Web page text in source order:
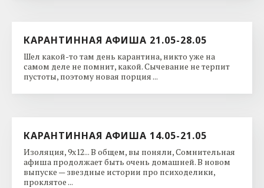
КАРАНТИННАЯ АФИША 21.05-28.05
Шел какой-то там день карантина, никто уже на
самом деле не помнит, какой. Сычевание не терпит
пустоты, поэтому новая порция ...
КАРАНТИННАЯ АФИША 14.05-21.05
Изоляция, 9x12... В общем, вы поняли, Сомнительная
афиша продолжает быть очень домашней. В новом
выпуске — звездные истории про психоделики,
проклятое ...